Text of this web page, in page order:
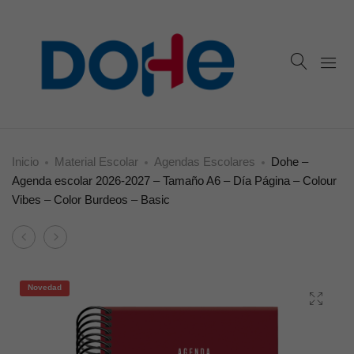
Inicio Material Escolar Agendas Escolares
Dohe –
Agenda escolar 2026-2027 – Tamaño A6 – Día Página – Colour
Vibes – Color Burdeos – Basic
Product
Dohe
Agenda
escolar
Dohe
Agenda
escolar
2026-
Novedad